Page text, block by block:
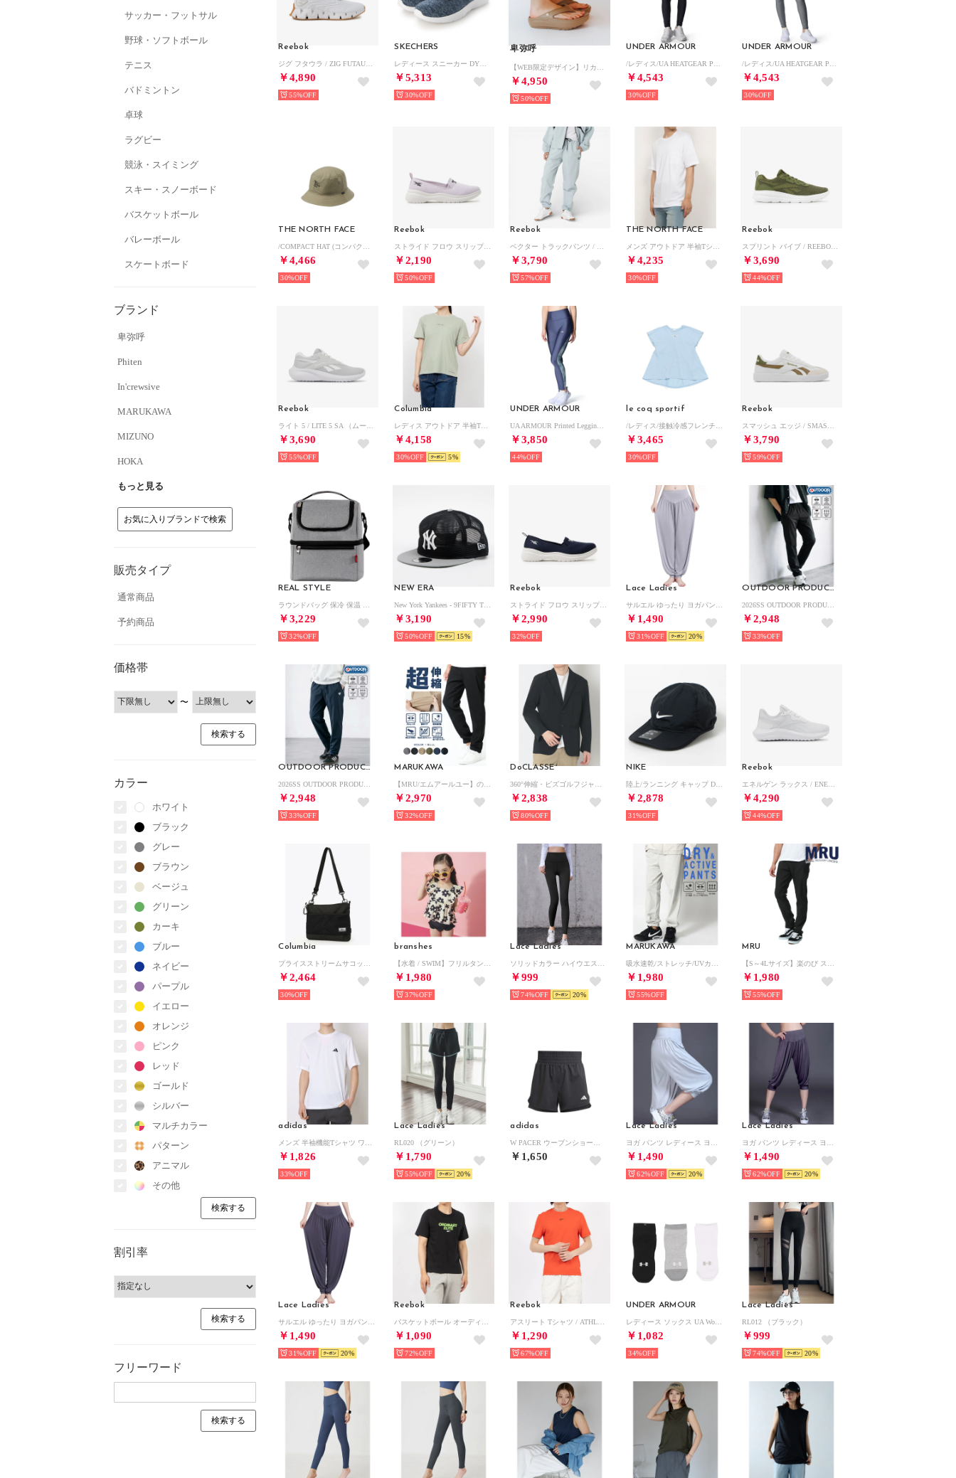
サッカー・フットサル
野球・ソフトボール
テニス
バドミントン
卓球
ラグビー
競泳・スイミング
スキー・スノーボード
バスケットボール
バレーボール
スケートボード
ブランド
卑弥呼
Phiten
In'crewsive
MARUKAWA
MIZUNO
HOKA
もっと見る
お気に入りブランドで検索
販売タイプ
通常商品
予約商品
価格帯
〜
カラー
ホワイト
ブラック
グレー
ブラウン
ベージュ
グリーン
カーキ
ブルー
ネイビー
パープル
イエロー
オレンジ
ピンク
レッド
ゴールド
シルバー
マルチカラー
パターン
アニマル
その他
割引率
フリーワード
Reebok
￥4,890
55%
SKECHERS
￥5,313
30%
卑弥呼
￥4,950
50%
UNDER ARMOUR
￥4,543
30%
UNDER ARMOUR
￥4,543
30%
THE NORTH FACE
￥4,466
30%
Reebok
￥2,190
50%
Reebok
￥3,790
57%
THE NORTH FACE
￥4,235
30%
Reebok
￥3,690
44%
Reebok
￥3,690
55%
Columbia
￥4,158
30% 5
UNDER ARMOUR
￥3,850
44%
le coq sportif
￥3,465
30%
Reebok
￥3,790
59%
REAL STYLE
￥3,229
32%
NEW ERA
￥3,190
50% 15
Reebok
￥2,990
32%
Lace Ladies
￥1,490
31% 20
OUTDOOR PRODUCTS
￥2,948
33%
OUTDOOR PRODUCTS
￥2,948
33%
MARUKAWA
￥2,970
32%
DoCLASSE
￥2,838
80%
NIKE
￥2,878
31%
Reebok
￥4,290
44%
Columbia
￥2,464
30%
branshes
￥1,980
37%
Lace Ladies
￥999
74% 20
MARUKAWA
￥1,980
55%
MRU
￥1,980
55%
adidas
￥1,826
33%
Lace Ladies
RL020 （グリーン）
￥1,790
55% 20
adidas
￥1,650
Lace Ladies
￥1,490
62% 20
Lace Ladies
￥1,490
62% 20
Lace Ladies
￥1,490
31% 20
Reebok
￥1,090
72%
Reebok
￥1,290
67%
UNDER ARMOUR
￥1,082
34%
Lace Ladies
RL012 （ブラック）
￥999
74% 20